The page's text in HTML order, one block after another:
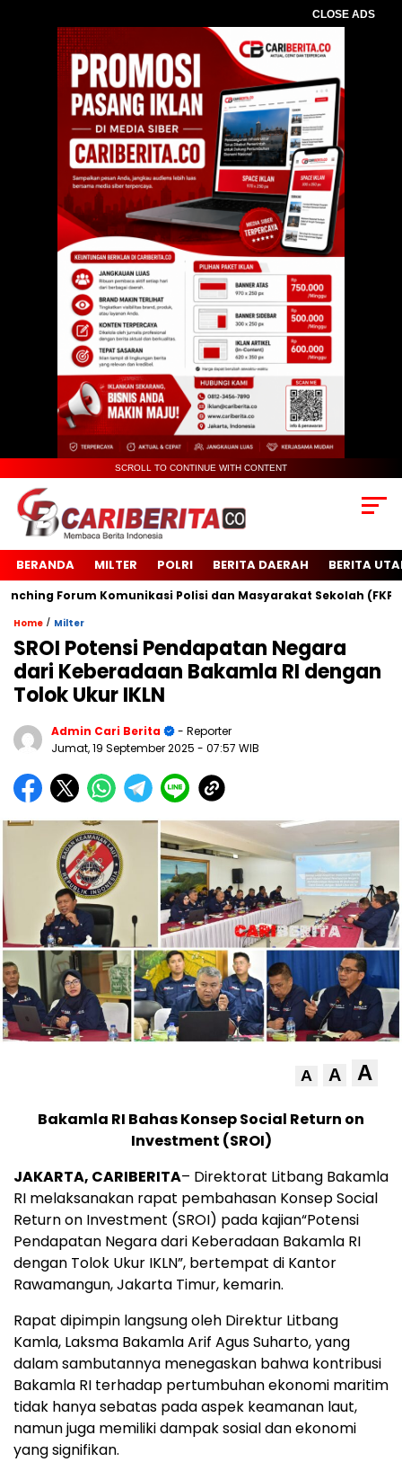
CLOSE ADS
SCROLL TO CONTINUE WITH CONTENT
BERANDA MILTER POLRI BERITA DAERAH BERITA
Forum Komunikasi Polisi dan Masyarakat Sekolah (FKPMS)
Home / Milter
SROI Potensi Pendapatan Negara
dari Keberadaan Bakamla RI dengan
Tolok Ukur IKLN
Admin Cari Berita
- Reporter
Jumat, 19 September 2025 - 07:57 WIB
A A A
Bakamla RI Bahas Konsep Social Return on
Investment (SROI)
JAKARTA, CARIBERITA– Direktorat Litbang Bakamla
RI melaksanakan rapat pembahasan Konsep Social
Return on Investment (SROI) pada kajian“Potensi
Pendapatan Negara dari Keberadaan Bakamla RI
dengan Tolok Ukur IKLN”, bertempat di Kantor
Rawamangun, Jakarta Timur, kemarin.
Rapat dipimpin langsung oleh Direktur Litbang
Kamla, Laksma Bakamla Arif Agus Suharto, yang
dalam sambutannya menegaskan bahwa kontribusi
Bakamla RI terhadap pertumbuhan ekonomi maritim
tidak hanya sebatas pada aspek keamanan laut,
namun juga memiliki dampak sosial dan ekonomi
yang signifikan.